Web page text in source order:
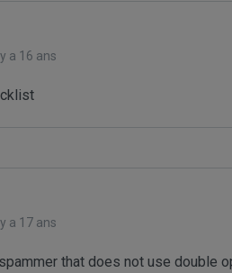
a 16 ans
a 17 ans
that does not use double